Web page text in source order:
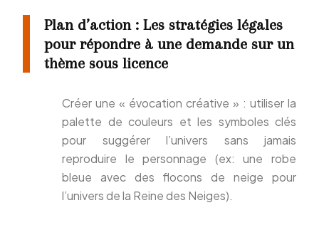
Plan d’action : Les stratégies légales
pour répondre à une demande sur un
thème sous licence
Créer une « évocation créative » : utiliser la
palette de couleurs et les symboles clés
pour suggérer l’univers sans jamais
reproduire le personnage (ex: une robe
bleue avec des flocons de neige pour
l’univers de la Reine des Neiges).